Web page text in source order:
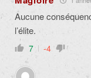
Aucune
l’élite.
7 -4